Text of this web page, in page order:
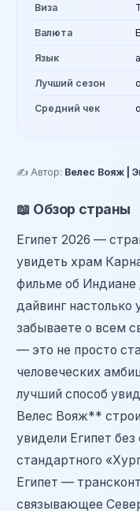
Виза
Валюта
Язык
Лучший сезон
Средний чек
✍️ Автор: Велес Вояж |
📖 Обзор страны
Египет 2026 —
увидеть храм
фильме об
дайвинг настолько
забываете о всем
— это не просто
человеческих
лучший способ
Велес Вояж**
увидели Египет
стандартного
Египет —
связывающее